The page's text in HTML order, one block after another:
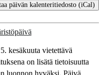
päivän kalenteritiedosto (iCal)
kesäkuuta vietettävä
on lisätä tietoisuutta